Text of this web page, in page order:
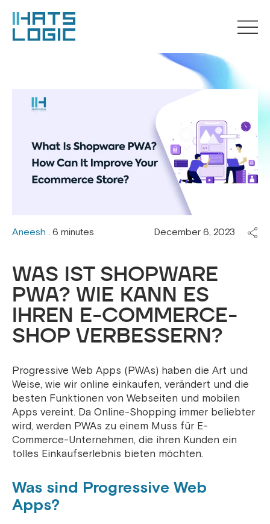
Aneesh . 6 minutes December 6, 2023
WAS IST SHOPWARE
PWA? WIE KANN ES
IHREN E-COMMERCE-
SHOP VERBESSERN?
Progressive Web Apps (PWAs) haben die Art und
Weise, wie wir online einkaufen, verändert und die
besten Funktionen von Webseiten und mobilen
Apps vereint. Da Online-Shopping immer beliebter
wird, werden PWAs zu einem Muss für E-
Commerce-Unternehmen, die ihren Kunden ein
tolles Einkaufserlebnis bieten möchten.
Was sind Progressive Web
Apps?